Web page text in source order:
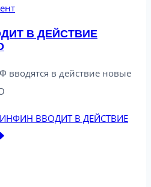
В ДЕЙСТВИЕ
вводятся в действие новые
ВВОДИТ В ДЕЙСТВИЕ